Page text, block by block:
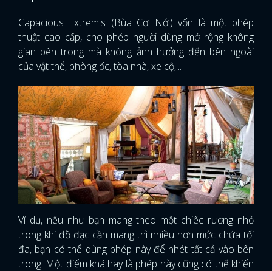
Capacious Extremis (Bùa Cơi Nới) vốn là một phép
thuật cao cấp, cho phép người dùng mở rộng không
gian bên trong mà không ảnh hưởng đến bên ngoài
của vật thể, phòng ốc, tòa nhà, xe cộ,...
Ví dụ, nếu như bạn mang theo một chiếc rương nhỏ
trong khi đồ đạc cần mang thì nhiều hơn mức chứa tối
đa, bạn có thể dùng phép này để nhét tất cả vào bên
trong. Một điểm khá hay là phép này cũng có thể khiến